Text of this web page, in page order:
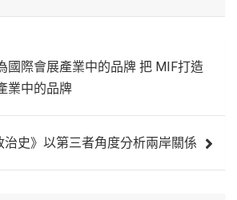
國際會展產業中的品牌 把 MIF打造
業中的品牌
治史》以第三者角度分析兩岸關係